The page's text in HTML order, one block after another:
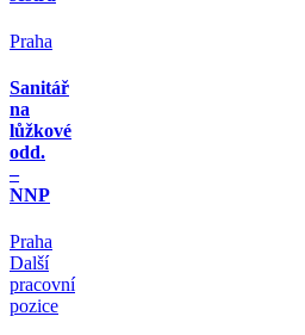
Praha
Sanitář
na
lůžkové
odd.
–
NNP
Praha
Další
pracovní
pozice